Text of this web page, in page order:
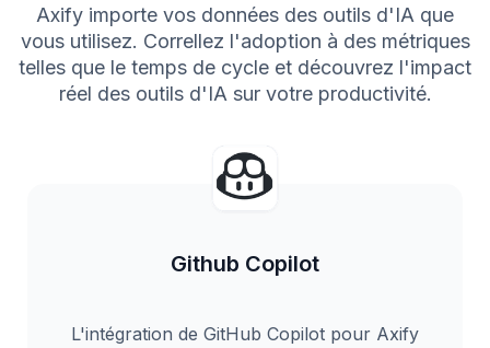
Axify importe vos données des outils d'IA que
vous utilisez. Correllez l'adoption à des métriques
telles que le temps de cycle et découvrez l'impact
réel des outils d'IA sur votre productivité.
Github Copilot
L'intégration de GitHub Copilot pour Axify